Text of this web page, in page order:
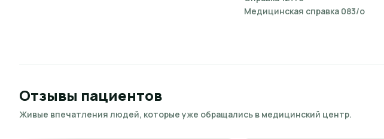
Медицинская справка 083/о
Отзывы пациентов
Живые впечатления людей, которые уже обращались в медицинский центр.